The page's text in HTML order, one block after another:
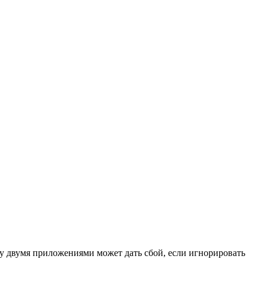
приложениями может дать сбой, если игнорировать